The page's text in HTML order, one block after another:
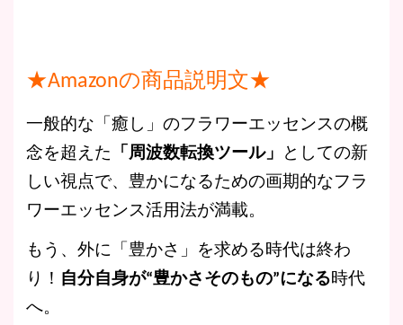
★Amazonの商品説明文★
一般的な「癒し」のフラワーエッセンスの概
念を超えた
「周波数転換ツール」
としての新
しい視点で、豊かになるための画期的なフラ
ワーエッセンス活用法が満載。
もう、外に「豊かさ」を求める時代は終わ
り！
自分自身が“豊かさそのもの”になる時代
へ。